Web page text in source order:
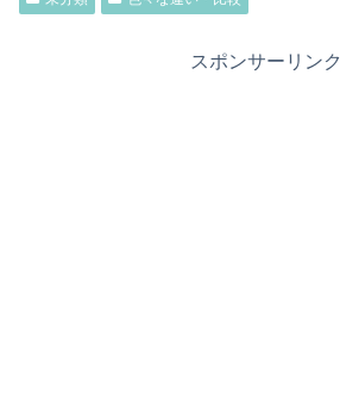
スポンサーリンク